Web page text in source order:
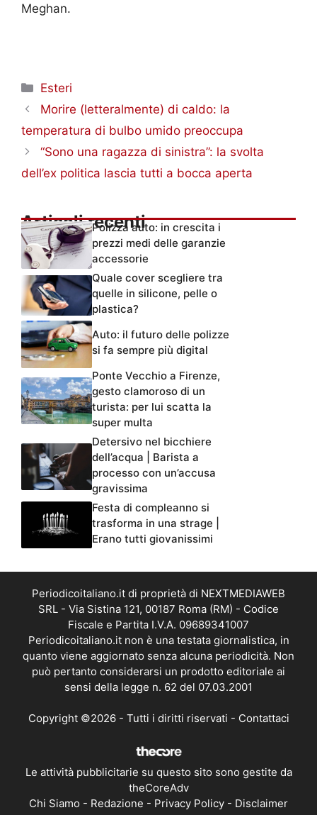
Meghan.
Categorie
Esteri
Morire (letteralmente) di caldo: la
temperatura di bulbo umido preoccupa
“Sono una ragazza di sinistra”: la svolta
dell’ex politica lascia tutti a bocca aperta
Articoli recentiPolizza auto: in crescita i
prezzi medi delle garanzie
accessorie
Quale cover scegliere tra
quelle in silicone, pelle o
plastica?
Auto: il futuro delle polizze
si fa sempre più digital
Ponte Vecchio a Firenze,
gesto clamoroso di un
turista: per lui scatta la
super multa
Detersivo nel bicchiere
dell’acqua | Barista a
processo con un’accusa
gravissima
Festa di compleanno si
trasforma in una strage |
Erano tutti giovanissimi
Periodicoitaliano.it di proprietà di NEXTMEDIAWEB
SRL - Via Sistina 121, 00187 Roma (RM) - Codice
Fiscale e Partita I.V.A. 09689341007
Periodicoitaliano.it non è una testata giornalistica, in
quanto viene aggiornato senza alcuna periodicità. Non
può pertanto considerarsi un prodotto editoriale ai
sensi della legge n. 62 del 07.03.2001
Copyright ©2026 - Tutti i diritti riservati - Contattaci
Le attività pubblicitarie su questo sito sono gestite da
theCoreAdv
Chi Siamo - Redazione - Privacy Policy - Disclaimer